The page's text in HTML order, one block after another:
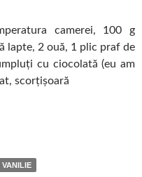
camerei, 100 g
lapte, 2 ouă, 1 plic praf de
cu ciocolată (eu am
scorțișoară
și biscuiți cu cremă
VANILIE